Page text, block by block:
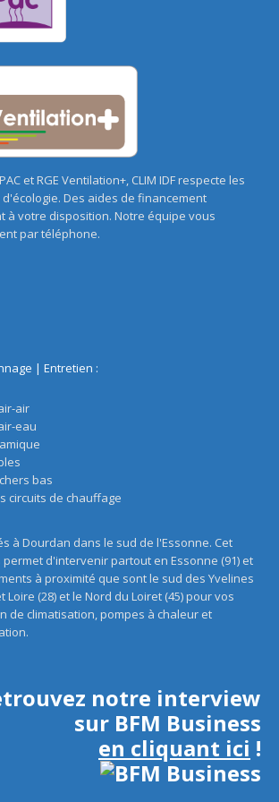
et RGE Ventilation+, CLIM IDF respecte les
Des aides de financement
à votre disposition. Notre équipe vous
par téléphone.
| Entretien :
air
eau
bas
circuits de chauffage
à Dourdan dans le sud de l'Essonne. Cet
d'intervenir partout en Essonne (91) et
à proximité que sont le sud des Yvelines
Loire (28) et le Nord du Loiret (45) pour vos
de climatisation, pompes à chaleur et
notre interview
sur BFM Business
en cliquant ici !